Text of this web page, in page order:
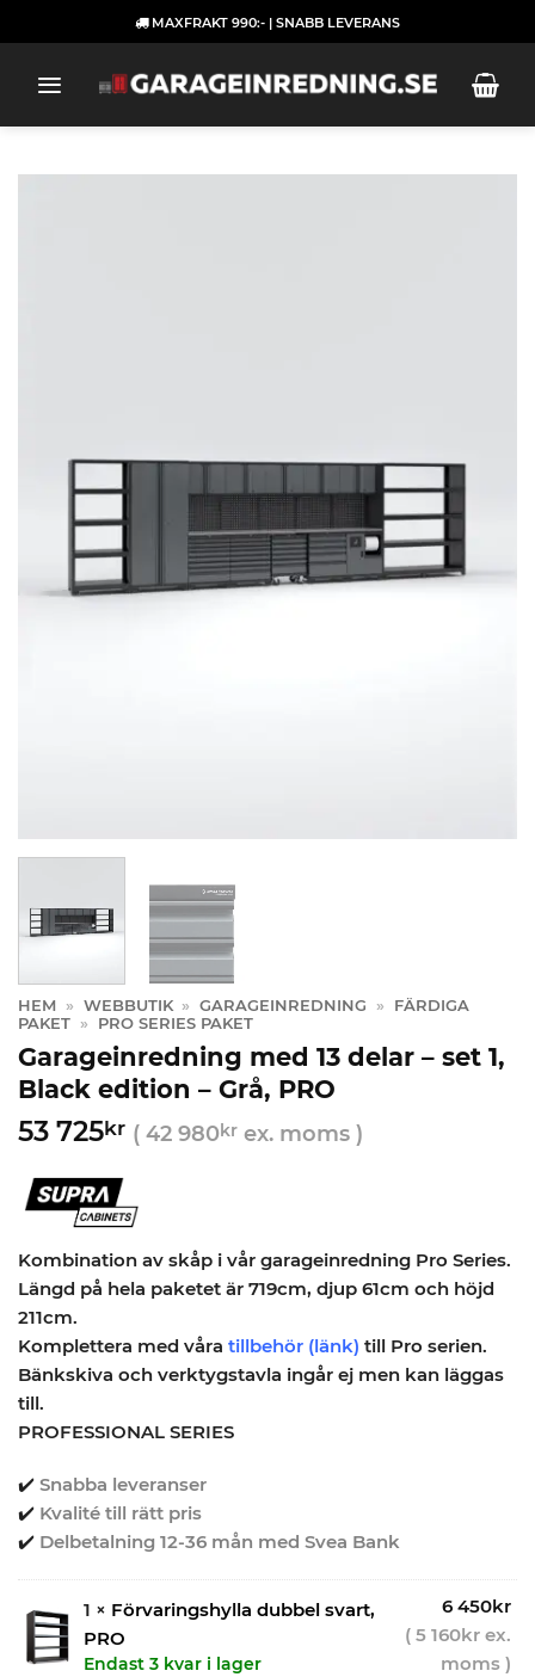
to
MAXFRAKT 990:- | SNABB LEVERANS
HEM » WEBBUTIK » GARAGEINREDNING »
FÄRDIGA
PAKET » PRO SERIES PAKET
Garageinredning med 13 delar – set 1,
Black edition – Grå, PRO
53 725kr ( 42 980kr ex. moms )
Kombination av skåp i vår garageinredning Pro Series.
Längd på hela paketet är 719cm, djup 61cm och höjd
211cm.
Komplettera med våra tillbehör (länk) till Pro serien.
Bänkskiva och verktygstavla ingår ej men kan läggas
till.
PROFESSIONAL SERIES
✔️ Snabba leveranser
✔️ Kvalité till rätt pris
✔️ Delbetalning 12-36 mån med Svea Bank
1 × Förvaringshylla dubbel svart,
PRO
Endast 3 kvar i lager
6 450kr
( 5 160kr ex.
moms )